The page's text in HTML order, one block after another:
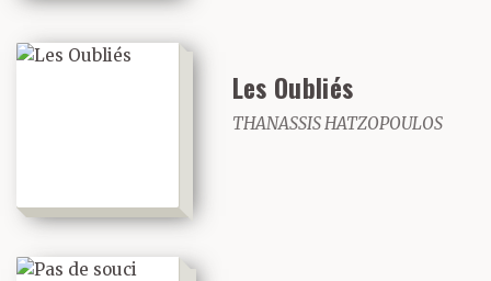
Les Oubliés
THANASSIS HATZOPOULOS